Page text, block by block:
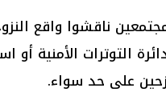
ناقشوا واقع
التوترات الأمنية
على حد سواء.